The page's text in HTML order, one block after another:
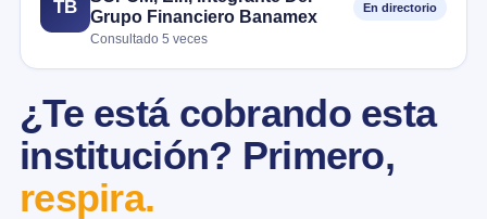
TB
Grupo Financiero Banamex
Consultado 5 veces
En directorio
¿Te está cobrando esta
institución? Primero,
respira.